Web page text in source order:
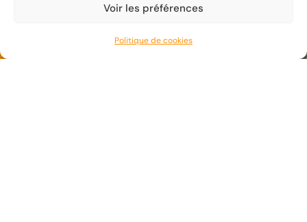
Voir les préférences
Politique de cookies
Contactez-nous
Réservez un Vol